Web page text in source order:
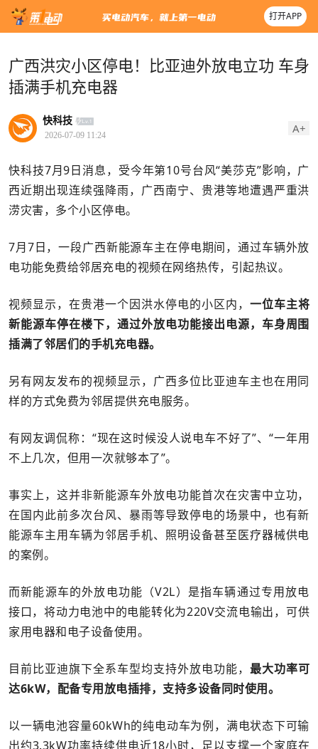
打开APP
广西洪灾小区停电！比亚迪外放电立功 车身
插满手机充电器
快科技
2026-07-09 11:24 A+
快科技7月9日消息，受今年第10号台风“美莎克”影响，广
西近期出现连续强降雨，广西南宁、贵港等地遭遇严重洪
涝灾害，多个小区停电。
7月7日，一段广西新能源车主在停电期间，通过车辆外放
电功能免费给邻居充电的视频在网络热传，引起热议。
视频显示，在贵港一个因洪水停电的小区内， 一位车主将
新能源车停在楼下，通过外放电功能接出电源，车身周围
插满了邻居们的手机充电器。
另有网友发布的视频显示，广西多位比亚迪车主也在用同
样的方式免费为邻居提供充电服务。
有网友调侃称：“现在这时候没人说电车不好了”、“一年用
不上几次，但用一次就够本了”。
事实上，这并非新能源车外放电功能首次在灾害中立功，
在国内此前多次台风、暴雨等导致停电的场景中，也有新
能源车主用车辆为邻居手机、照明设备甚至医疗器械供电
的案例。
而新能源车的外放电功能（V2L）是指车辆通过专用放电
接口，将动力电池中的电能转化为220V交流电输出，可供
家用电器和电子设备使用。
目前比亚迪旗下全系车型均支持外放电功能， 最大功率可
达6kW，配备专用放电插排，支持多设备同时使用。
以一辆电池容量60kWh的纯电动车为例，满电状态下可输
出约3.3kW功率持续供电近18小时，足以支撑一个家庭在